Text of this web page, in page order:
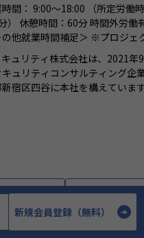
化・育成のマネジメントスキ
体のプロダクトを横断し、以下
移行対応の推進
としたインフラの設計・構築・
弱性対応、セキュリティ診断、
ュリティ統制およびガバナンス
、経営層・部門責任者への報告
ンス（CrowdStrike）を活かし
）複数プロジェクトの同時統
ード
／エンドポイント領域全体の事
力
イアンスを結ぶCrowdStrikeを
設計、
制の構築までを一気通貫で担っ
時間： 9:00～18:00 （所定労働
） 休憩時間：60分 時間外労働
の他就業時間補足＞ ※プロジェ
。 ※シニアコンサルタント以上
量労働制（みなし労働時間8
時間外労働なし
方：裁量労働制
間： 60分
ュリティ株式会社は、2021年
キュリティコンサルティング企
新宿区四谷に本社を構えていま
業の持続的な成長と価値向上を
ルティング、サイバーセキュリ
ティ顧問サービス、人材紹介
です。AI活用の拡大に伴うセキ
クへの対応を強みとし、リスク
体制構築、人材確保まで幅広く
見る 応募する
新規会員登録（無料）